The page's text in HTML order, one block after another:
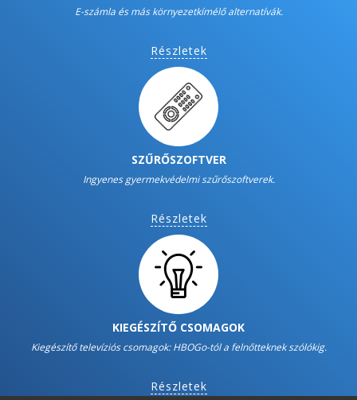
E-számla és más környezetkímélő alternatívák.
Részletek
SZŰRŐSZOFTVER
Ingyenes gyermekvédelmi szűrőszoftverek.
Részletek
KIEGÉSZÍTŐ CSOMAGOK
Kiegészítő televíziós csomagok: HBOGo-tól a felnőtteknek szólókig.
Részletek